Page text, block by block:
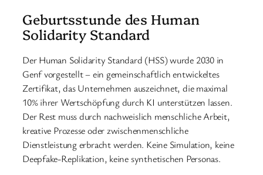
Geburtsstunde des Human
Solidarity Standard
Der Human Solidarity Standard (HSS) wurde 2030 in
Genf vorgestellt – ein gemeinschaftlich entwickeltes
Zertifikat, das Unternehmen auszeichnet, die maximal
10% ihrer Wertschöpfung durch KI unterstützen lassen.
Der Rest muss durch nachweislich menschliche Arbeit,
kreative Prozesse oder zwischenmenschliche
Dienstleistung erbracht werden. Keine Simulation, keine
Deepfake-Replikation, keine synthetischen Personas.